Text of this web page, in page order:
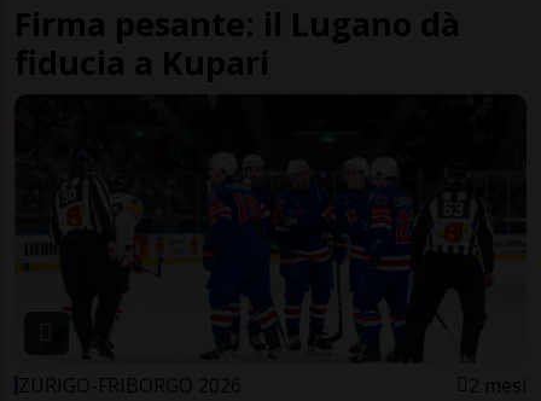
Firma pesante: il Lugano dà
fiducia a Kupari
ZURIGO-FRIBORGO 2026 2 mesi